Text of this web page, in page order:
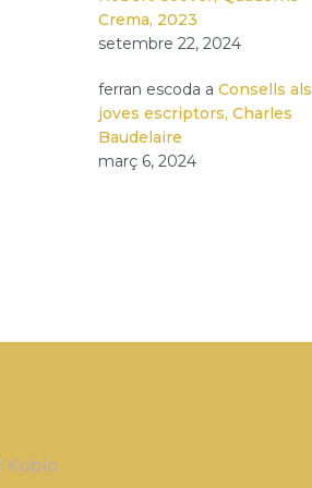
Crema, 2023
setembre 22, 2024
ferran escoda a Consells als
joves escriptors, Charles
Baudelaire
març 6, 2024
Kubio